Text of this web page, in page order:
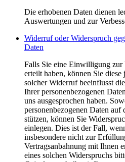
Die erhobenen Daten dienen
Auswertungen und zur
Widerruf oder Widerspruch
Daten
Falls Sie eine Einwilligung zur
erteilt haben, können Sie
solcher Widerruf beeinflusst
Ihrer personenbezogenen
uns ausgesprochen haben.
personenbezogenen Daten auf
stützen, können Sie
einlegen. Dies ist der Fall,
insbesondere nicht zur
Vertragsanbahnung mit Ihnen
eines solchen Widerspruchs